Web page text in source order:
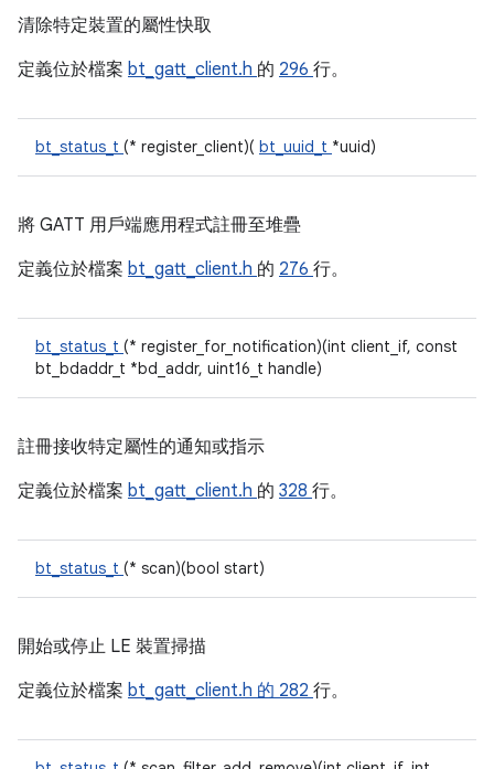
清除特定裝置的屬性快取
定義位於檔案 bt_gatt_client.h 的 296 行。
bt_status_t (* register_client)( bt_uuid_t *uuid)
將 GATT 用戶端應用程式註冊至堆疊
定義位於檔案 bt_gatt_client.h 的 276 行。
bt_status_t (* register_for_notification)(int client_if, const
bt_bdaddr_t *bd_addr, uint16_t handle)
註冊接收特定屬性的通知或指示
定義位於檔案 bt_gatt_client.h 的 328 行。
bt_status_t (* scan)(bool start)
開始或停止 LE 裝置掃描
定義位於檔案 bt_gatt_client.h 的 282 行。